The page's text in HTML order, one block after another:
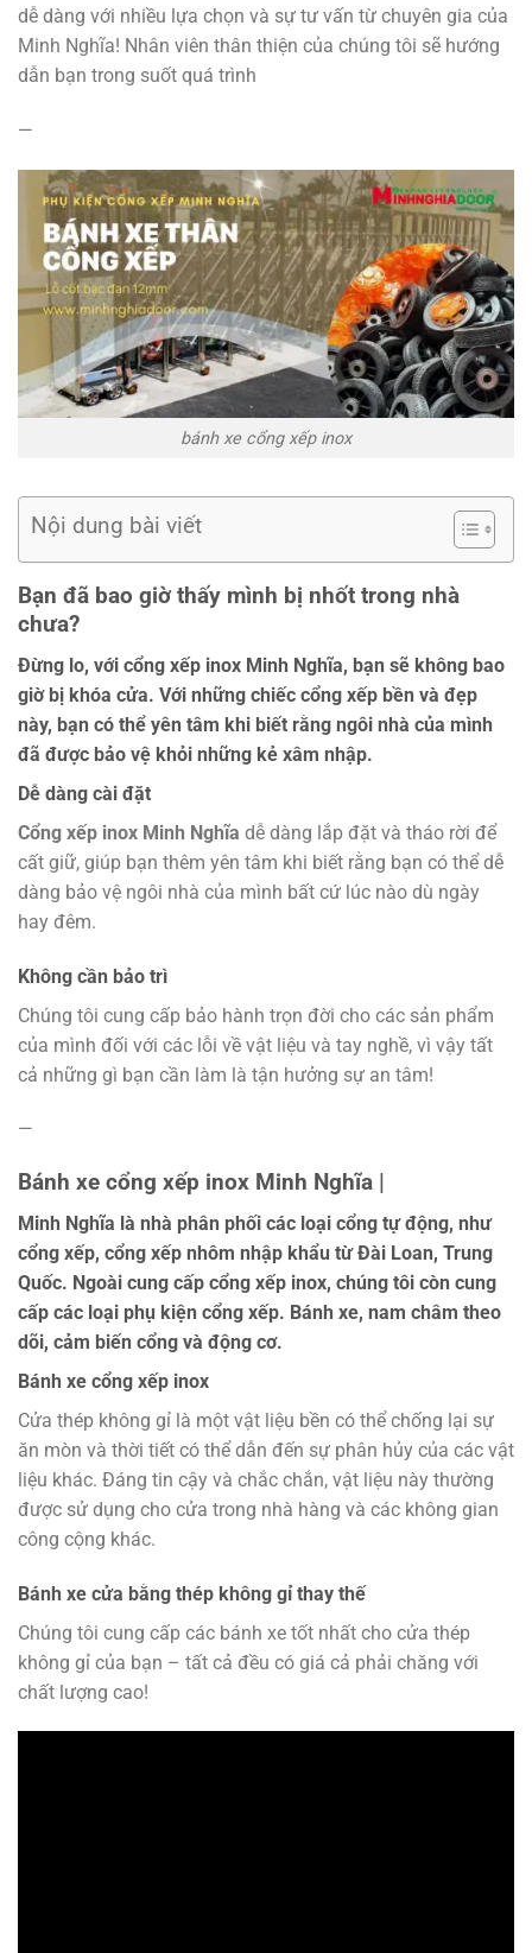
dễ dàng với nhiều lựa chọn và sự tư vấn từ chuyên gia của
Minh Nghĩa! Nhân viên thân thiện của chúng tôi sẽ hướng
dẫn bạn trong suốt quá trình
—
bánh xe cổng xếp inox
Nội dung bài viết
Bạn đã bao giờ thấy mình bị nhốt trong nhà
chưa?
Đừng lo, với cổng xếp inox Minh Nghĩa, bạn sẽ không bao
giờ bị khóa cửa. Với những chiếc cổng xếp bền và đẹp
này, bạn có thể yên tâm khi biết rằng ngôi nhà của mình
đã được bảo vệ khỏi những kẻ xâm nhập.
Dễ dàng cài đặt
Cổng xếp inox Minh Nghĩa dễ dàng lắp đặt và tháo rời để
cất giữ, giúp bạn thêm yên tâm khi biết rằng bạn có thể dễ
dàng bảo vệ ngôi nhà của mình bất cứ lúc nào dù ngày
hay đêm.
Không cần bảo trì
Chúng tôi cung cấp bảo hành trọn đời cho các sản phẩm
của mình đối với các lỗi về vật liệu và tay nghề, vì vậy tất
cả những gì bạn cần làm là tận hưởng sự an tâm!
—
Bánh xe cổng xếp inox Minh Nghĩa |
Minh Nghĩa là nhà phân phối các loại cổng tự động, như
cổng xếp, cổng xếp nhôm nhập khẩu từ Đài Loan, Trung
Quốc. Ngoài cung cấp cổng xếp inox, chúng tôi còn cung
cấp các loại phụ kiện cổng xếp. Bánh xe, nam châm theo
dõi, cảm biến cổng và động cơ.
Bánh xe cổng xếp inox
Cửa thép không gỉ là một vật liệu bền có thể chống lại sự
ăn mòn và thời tiết có thể dẫn đến sự phân hủy của các vật
liệu khác. Đáng tin cậy và chắc chắn, vật liệu này thường
được sử dụng cho cửa trong nhà hàng và các không gian
công cộng khác.
Bánh xe cửa bằng thép không gỉ thay thế
Chúng tôi cung cấp các bánh xe tốt nhất cho cửa thép
không gỉ của bạn – tất cả đều có giá cả phải chăng với
chất lượng cao!